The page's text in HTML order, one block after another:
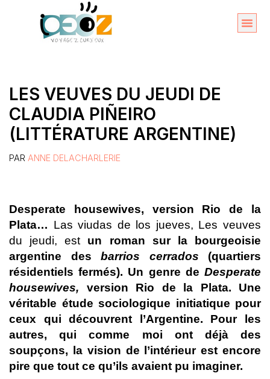
LES VEUVES DU JEUDI DE
CLAUDIA PIÑEIRO
(LITTÉRATURE ARGENTINE)
PAR ANNE DELACHARLERIE
Desperate housewives, version Rio de la
Plata… Las viudas de los jueves, Les veuves
du jeudi, est un roman sur la bourgeoisie
argentine des barrios cerrados (quartiers
résidentiels fermés). Un genre de Desperate
housewives, version Rio de la Plata. Une
véritable étude sociologique initiatique pour
ceux qui découvrent l’Argentine. Pour les
autres, qui comme moi ont déjà des
soupçons, la vision de l’intérieur est encore
pire que tout ce qu’ils avaient pu imaginer.